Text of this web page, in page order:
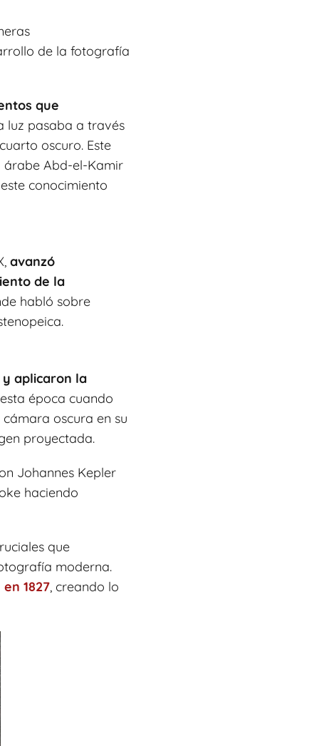
de la fotografía
que
luz pasaba a través
oscuro. Este
árabe Abd-el-Kamir
conocimiento
avanzó
de la
habló sobre
aplicaron la
época cuando
oscura en su
proyectada.
Johannes Kepler
haciendo
que
moderna.
1827, creando lo